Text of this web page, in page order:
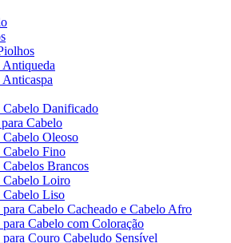
Antiqueda
Anticaspa
Cabelo Danificado
Cabelo
Cabelo Oleoso
Cabelo Fino
Cabelos Brancos
Cabelo Loiro
Cabelo Liso
para Cabelo Cacheado e Cabelo Afro
para Cabelo com Coloração
para Couro Cabeludo Sensível